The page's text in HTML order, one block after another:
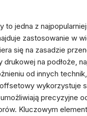
to jedna z
zastosowanie w
się na zasadzie
drukowej na podłoże,
od innych
wykorzystuje
precyzyjne
Kluczowym